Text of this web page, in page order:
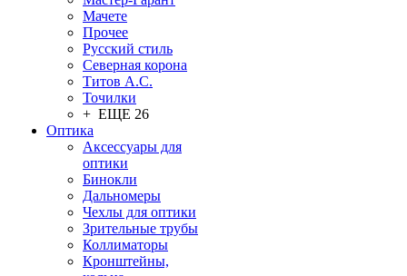
Мачете
Прочее
Русский стиль
Северная корона
Титов А.С.
Точилки
+ ЕЩЕ 26
Оптика
Аксессуары для
оптики
Бинокли
Дальномеры
Чехлы для оптики
Зрительные трубы
Коллиматоры
Кронштейны,